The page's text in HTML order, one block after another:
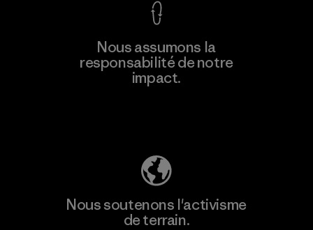
Nous assumons la
responsabilité de notre
impact.
Nous soutenons l'activisme
de terrain.